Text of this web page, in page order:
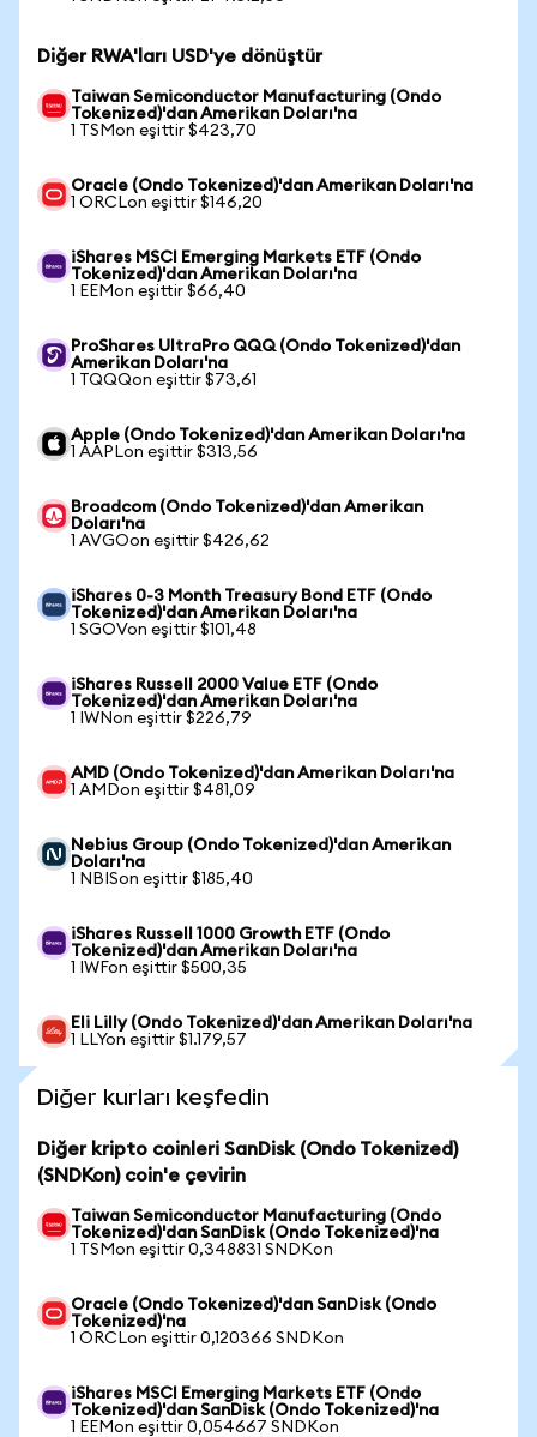
Diğer RWA'ları USD'ye dönüştür
Taiwan Semiconductor Manufacturing (Ondo
Tokenized)'dan Amerikan Doları'na
1 TSMon eşittir $423,70
Oracle (Ondo Tokenized)'dan Amerikan Doları'na
1 ORCLon eşittir $146,20
iShares MSCI Emerging Markets ETF (Ondo
Tokenized)'dan Amerikan Doları'na
1 EEMon eşittir $66,40
ProShares UltraPro QQQ (Ondo Tokenized)'dan
Amerikan Doları'na
1 TQQQon eşittir $73,61
Apple (Ondo Tokenized)'dan Amerikan Doları'na
1 AAPLon eşittir $313,56
Broadcom (Ondo Tokenized)'dan Amerikan
Doları'na
1 AVGOon eşittir $426,62
iShares 0-3 Month Treasury Bond ETF (Ondo
Tokenized)'dan Amerikan Doları'na
1 SGOVon eşittir $101,48
iShares Russell 2000 Value ETF (Ondo
Tokenized)'dan Amerikan Doları'na
1 IWNon eşittir $226,79
AMD (Ondo Tokenized)'dan Amerikan Doları'na
1 AMDon eşittir $481,09
Nebius Group (Ondo Tokenized)'dan Amerikan
Doları'na
1 NBISon eşittir $185,40
iShares Russell 1000 Growth ETF (Ondo
Tokenized)'dan Amerikan Doları'na
1 IWFon eşittir $500,35
Eli Lilly (Ondo Tokenized)'dan Amerikan Doları'na
1 LLYon eşittir $1.179,57
Diğer kurları keşfedin
Diğer kripto coinleri SanDisk (Ondo Tokenized)
(SNDKon) coin'e çevirin
Taiwan Semiconductor Manufacturing (Ondo
Tokenized)'dan SanDisk (Ondo Tokenized)'na
1 TSMon eşittir 0,348831 SNDKon
Oracle (Ondo Tokenized)'dan SanDisk (Ondo
Tokenized)'na
1 ORCLon eşittir 0,120366 SNDKon
iShares MSCI Emerging Markets ETF (Ondo
Tokenized)'dan SanDisk (Ondo Tokenized)'na
1 EEMon eşittir 0,054667 SNDKon